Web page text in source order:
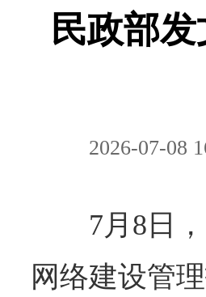
民政部
2026-07-08
7月8日
网络建设管